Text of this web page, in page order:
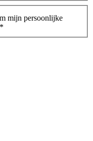
mijn persoonlijke
*